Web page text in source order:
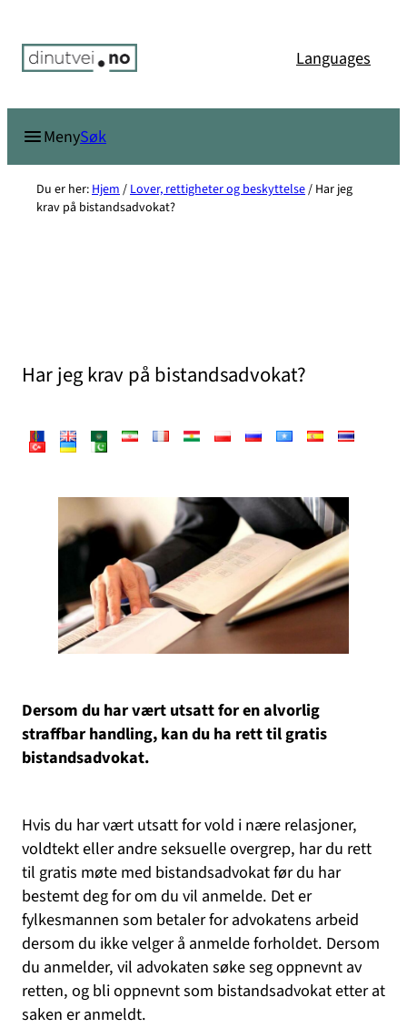
innhold
Languages
MenySøk
Du er her: Hjem / Lover, rettigheter og beskyttelse/ Har jeg
krav på bistandsadvokat?
Har jeg krav på bistandsadvokat?
Dersom du har vært utsatt for en alvorlig
straffbar handling, kan du ha rett til gratis
bistandsadvokat.
Hvis du har vært utsatt for vold i nære relasjoner,
voldtekt eller andre seksuelle overgrep, har du rett
til gratis møte med bistandsadvokat før du har
bestemt deg for om du vil anmelde. Det er
fylkesmannen som betaler for advokatens arbeid
dersom du ikke velger å anmelde forholdet. Dersom
du anmelder, vil advokaten søke seg oppnevnt av
retten, og bli oppnevnt som bistandsadvokat etter at
saken er anmeldt.